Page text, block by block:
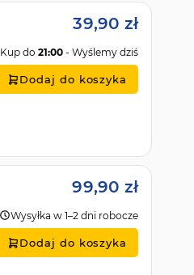
39,90 zł
Kup do 21:00 - Wyślemy dziś
Dodaj do koszyka
99,90 zł
Wysyłka w 1–2 dni robocze
Dodaj do koszyka